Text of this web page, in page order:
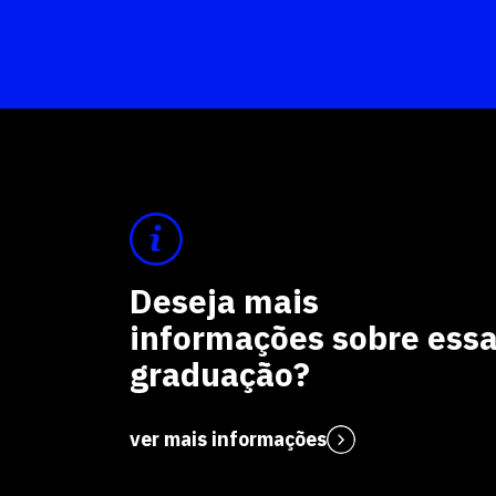
Deseja mais
informações sobre
graduação?
ver mais informações